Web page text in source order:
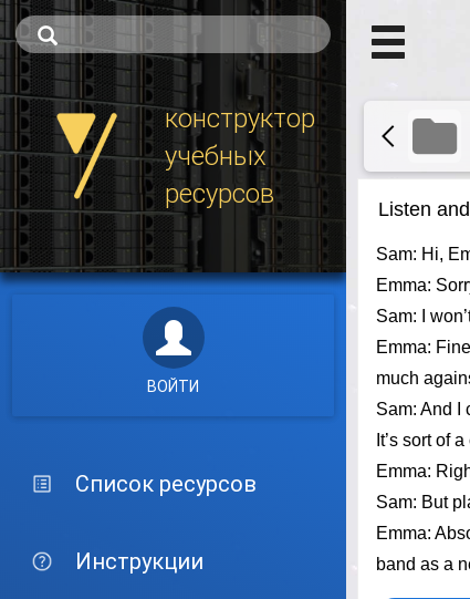
конструктор
учебных
ресурсов
ВОЙТИ
Список ресурсов
Инструкции